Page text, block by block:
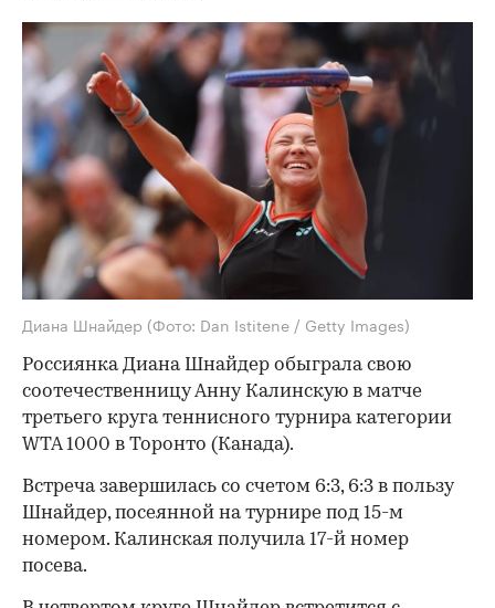
Диана Шнайдер (Фото: Dan Istitene / Getty Images)
Россиянка Диана Шнайдер обыграла свою
соотечественницу Анну Калинскую в матче
третьего круга теннисного турнира категории
WTA 1000 в Торонто (Канада).
Встреча завершилась со счетом 6:3, 6:3 в пользу
Шнайдер, посеянной на турнире под 15-м
номером. Калинская получила 17-й номер
посева.